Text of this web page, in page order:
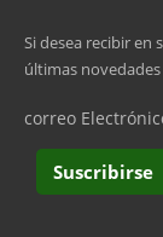
última »
Si desea recibir
últimas
correo